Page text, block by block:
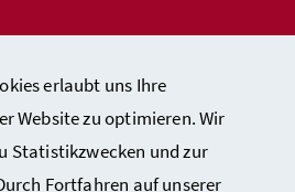
erlaubt uns Ihre
Website zu optimieren. Wir
Statistikzwecken und zur
Fortfahren auf unserer